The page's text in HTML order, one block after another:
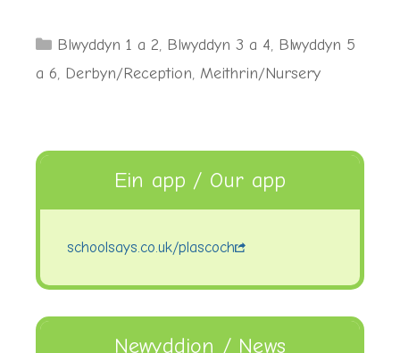
Categories
Blwyddyn 1 a 2, Blwyddyn 3 a 4, Blwyddyn 5
a 6, Derbyn/Reception, Meithrin/Nursery
Ein app / Our app
schoolsays.co.uk/plascoch
Newyddion / News